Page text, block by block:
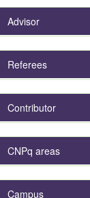
Advisor
Referees
Contributor
CNPq areas
Campus